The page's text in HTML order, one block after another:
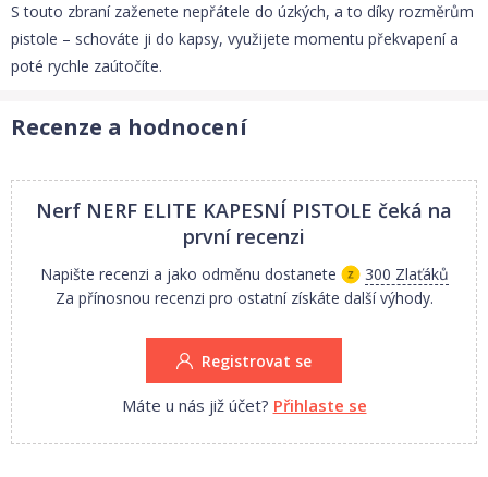
S touto zbraní zaženete nepřátele do úzkých, a to díky rozměrům
pistole – schováte ji do kapsy, využijete momentu překvapení a
poté rychle zaútočíte.
Recenze a hodnocení
Nerf NERF ELITE KAPESNÍ PISTOLE čeká na
první recenzi
Napište recenzi a jako odměnu dostanete
300 Zlaťáků
Za přínosnou recenzi pro ostatní získáte další výhody.
Registrovat se
Máte u nás již účet? Přihlaste se